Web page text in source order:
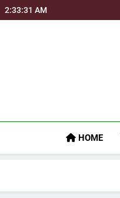
2:33:32 AM
HOME